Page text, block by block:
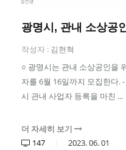
광명시, 관내 소상공
작성자 : 김현혁
○ 광명시는 관내 소상공인을
자를 6월 16일까지 모집한다.
시 관내 사업자 등록을 마친 ...
더 자세히 보기
147
2023.06.01